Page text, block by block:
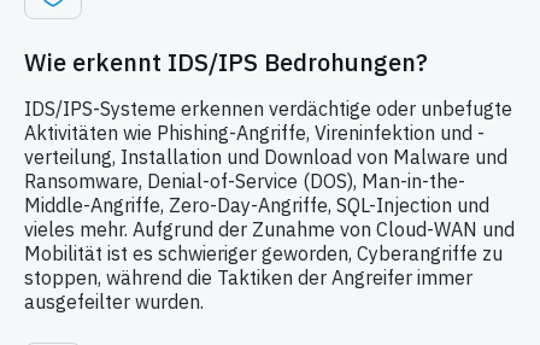
Wie erkennt IDS/IPS Bedrohungen?
IDS/IPS-Systeme erkennen verdächtige oder unbefugte
Aktivitäten wie Phishing-Angriffe, Vireninfektion und -
verteilung, Installation und Download von Malware und
Ransomware, Denial-of-Service (DOS), Man-in-the-
Middle-Angriffe, Zero-Day-Angriffe, SQL-Injection und
vieles mehr. Aufgrund der Zunahme von Cloud-WAN und
Mobilität ist es schwieriger geworden, Cyberangriffe zu
stoppen, während die Taktiken der Angreifer immer
ausgefeilter wurden.